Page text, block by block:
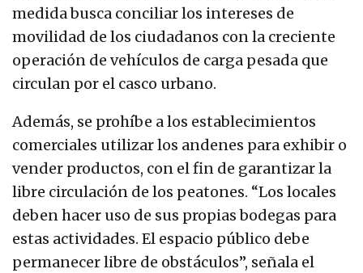
medida busca conciliar los intereses de
movilidad de los ciudadanos con la creciente
operación de vehículos de carga pesada que
circulan por el casco urbano.
Además, se prohíbe a los establecimientos
comerciales utilizar los andenes para exhibir o
vender productos, con el fin de garantizar la
libre circulación de los peatones. “Los locales
deben hacer uso de sus propias bodegas para
estas actividades. El espacio público debe
permanecer libre de obstáculos”, señala el